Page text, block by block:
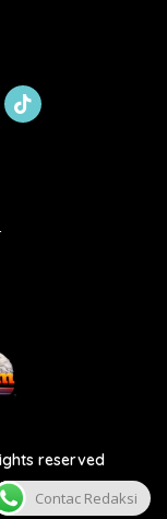
tiktok
reserved
Contac Redaksi